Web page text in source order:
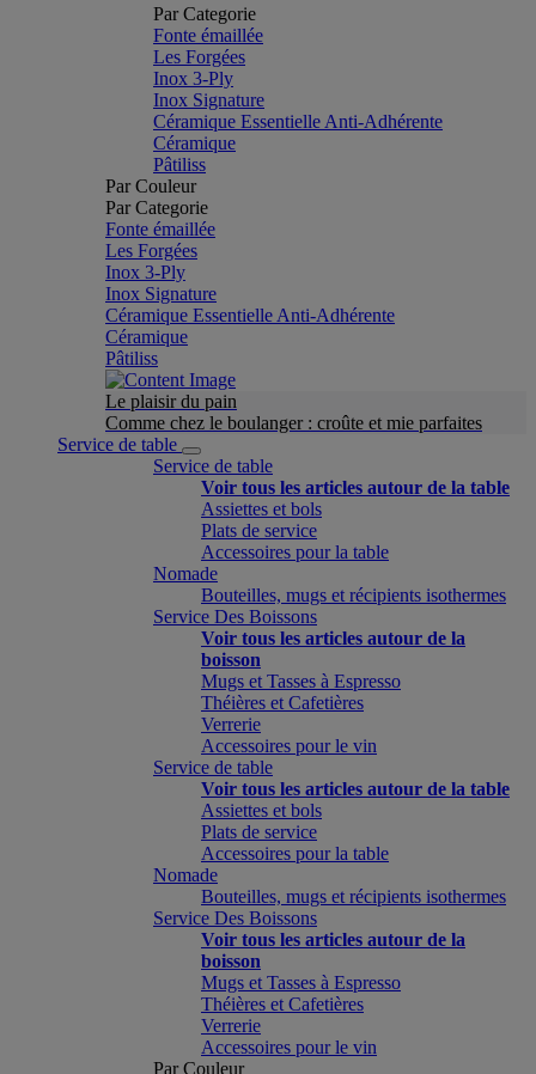
Par Categorie
Fonte émaillée
Les Forgées
Inox 3-Ply
Inox Signature
Céramique Essentielle Anti-Adhérente
Céramique
Pâtiliss
Par Couleur
Par Categorie
Fonte émaillée
Les Forgées
Inox 3-Ply
Inox Signature
Céramique Essentielle Anti-Adhérente
Céramique
Pâtiliss
Le plaisir du pain
Comme chez le boulanger : croûte et mie parfaites
Service de table
Service de table
Voir tous les articles autour de la table
Assiettes et bols
Plats de service
Accessoires pour la table
Nomade
Bouteilles, mugs et récipients isothermes
Service Des Boissons
Voir tous les articles autour de la
boisson
Mugs et Tasses à Espresso
Théières et Cafetières
Verrerie
Accessoires pour le vin
Service de table
Voir tous les articles autour de la table
Assiettes et bols
Plats de service
Accessoires pour la table
Nomade
Bouteilles, mugs et récipients isothermes
Service Des Boissons
Voir tous les articles autour de la
boisson
Mugs et Tasses à Espresso
Théières et Cafetières
Verrerie
Accessoires pour le vin
Par Couleur